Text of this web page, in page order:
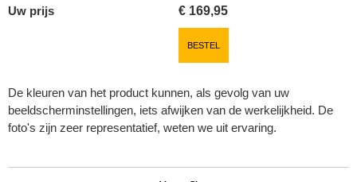
Uw prijs
€ 169,95
BESTEL
De kleuren van het product kunnen, als gevolg van uw
beeldscherminstellingen, iets afwijken van de werkelijkheid. De
foto's zijn zeer representatief, weten we uit ervaring.